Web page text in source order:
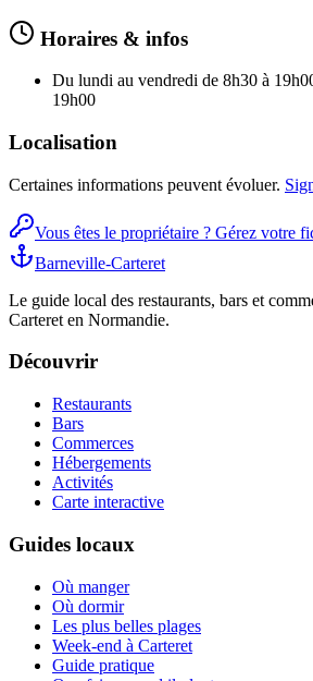
Horaires & infos
Du lundi au vendredi de 8h30 à
19h00
Localisation
Certaines informations peuvent évoluer.
Vous êtes le propriétaire ? Gérez votre
Barneville-Carteret
Le guide local des restaurants, bars et
Carteret en Normandie.
Découvrir
Restaurants
Bars
Commerces
Hébergements
Activités
Carte interactive
Guides locaux
Où manger
Où dormir
Les plus belles plages
Week-end à Carteret
Guide pratique